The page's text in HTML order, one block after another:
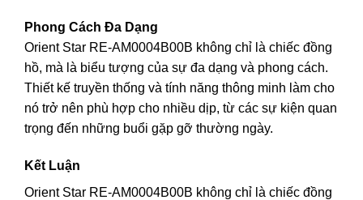
Phong Cách Đa Dạng
Orient Star RE-AM0004B00B không chỉ là chiếc đồng
hồ, mà là biểu tượng của sự đa dạng và phong cách.
Thiết kế truyền thống và tính năng thông minh làm cho
nó trở nên phù hợp cho nhiều dịp, từ các sự kiện quan
trọng đến những buổi gặp gỡ thường ngày.
Kết Luận
Orient Star RE-AM0004B00B không chỉ là chiếc đồng